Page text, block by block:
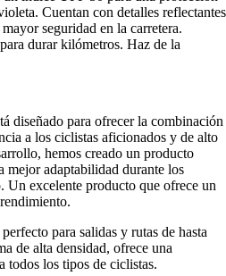
Cuentan con detalles reflectantes
seguridad en la carretera.
durar kilómetros. Haz de la
diseñado para ofrecer la combinación
a los ciclistas aficionados y de alto
hemos creado un producto
mejor adaptabilidad durante los
Un excelente producto que ofrece un
para salidas y rutas de hasta
de alta densidad, ofrece una
todos los tipos de ciclistas.